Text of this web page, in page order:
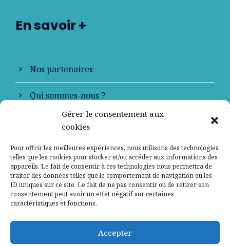
Gérer le consentement aux
cookies
Pour offrir les meilleures expériences, nous utilisons des technologies
telles que les cookies pour stocker et/ou accéder aux informations des
appareils. Le fait de consentir à ces technologies nous permettra de
traiter des données telles que le comportement de navigation ou les
ID uniques sur ce site. Le fait de ne pas consentir ou de retirer son
consentement peut avoir un effet négatif sur certaines
caractéristiques et fonctions.
Accepter
En savoir +
Nos partenaires
Qui sommes-nous ?
Contactez-nous
Mentions légales
Politique de confidentialité